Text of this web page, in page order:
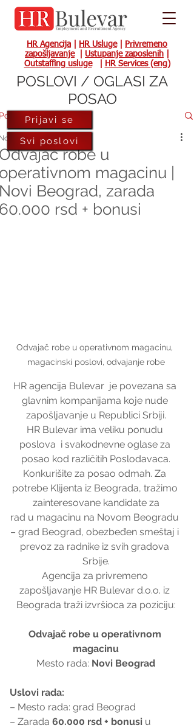
HR Agencija HR Usluge|
Privremeno
zapošljavanje| Ustupanje zaposlenih
Outstaffing usluge| HR Services (eng)
robe u
magacinu |
Beograd, zarada
rsd + bonusi
13, 2023
Odvajač robe u operativnom magacinu,
magacinski poslovi, odvajanje robe
HR agencija Bulevar  je povezana sa
glavnim kompanijama koje nude
zapošljavanje u Republici Srbiji.
HR Bulevar ima veliku ponudu
poslova  i svakodnevne oglase za
posao kod različitih Poslodavaca.
Konkurišite za posao odmah. Za
potrebe Klijenta iz Beograda, tražimo
zainteresovane kandidate za
rad u magacinu na Novom Beogradu
– grad Beograd, obezbeđen smeštaj i
prevoz za radnike iz svih gradova
Srbije.
Agencija za privremeno
zapošljavanje HR Bulevar d.o.o. iz
Beograda traži izvršioca za poziciju:
Odvajač robe u operativnom
magacinu
Mesto rada: Novi Beograd
Uslovi rada:
– Mesto rada: grad Beograd
– Zarada 60.000 rsd + bonusi u
Prijavi se
Svi poslovi
POSLOVI / OGLASI ZA
POSAO